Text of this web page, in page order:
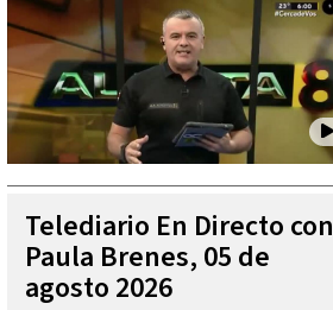
Telediario En Directo con
Paula Brenes, 05 de
agosto 2026